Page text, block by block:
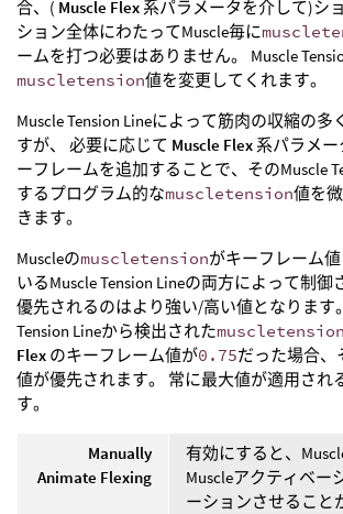
合、( Muscle Flex 系パラメータを介して)シ
ション全体にわたってMuscle毎に
ームを打つ必要はありません。 Muscle
muscletension値を変更してくれます。
Muscle Tension Lineによって筋肉の収縮の多
すが、 必要に応じて Muscle Flex 系パラメ
ーフレームを追加することで、そのMuscle
するプログラム的なmuscletension値を
きます。
Muscleのmuscletensionがキーフレーム
いるMuscle Tension Lineの両方によって制御
優先されるのはより強い/高い値となります
Tension Lineから検出されたmuscletension
Flex のキーフレーム値が0.75だった場合、
値が優先されます。 常に最大値が適用され
す。
Manually
Animate Flexing
有効にすると、
Muscleアクティベー
ーションさせること